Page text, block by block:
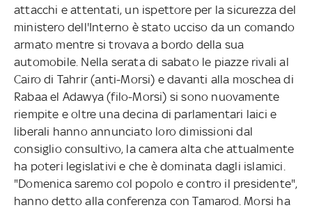
attacchi e attentati, un ispettore per la sicurezza del
ministero dell'Interno è stato ucciso da un comando
armato mentre si trovava a bordo della sua
automobile. Nella serata di sabato le piazze rivali al
Cairo di Tahrir (anti-Morsi) e davanti alla moschea di
Rabaa el Adawya (filo-Morsi) si sono nuovamente
riempite e oltre una decina di parlamentari laici e
liberali hanno annunciato loro dimissioni dal
consiglio consultivo, la camera alta che attualmente
ha poteri legislativi e che è dominata dagli islamici.
"Domenica saremo col popolo e contro il presidente",
hanno detto alla conferenza con Tamarod. Morsi ha